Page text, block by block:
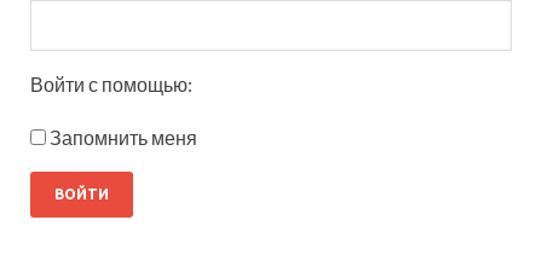
Войти с помощью:
Запомнить меня